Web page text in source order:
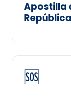
Apostilla
🆘